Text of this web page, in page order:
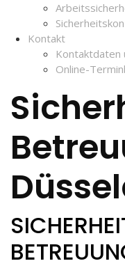
Kontakt
Kontaktdaten
Online-